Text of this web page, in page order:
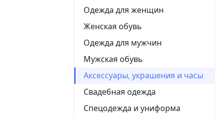
Одежда для женщин
Женская обувь
Одежда для мужчин
Мужская обувь
Аксессуары, украшения и часы
Свадебная одежда
Спецодежда и униформа